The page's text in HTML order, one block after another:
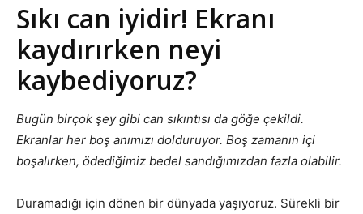
Sıkı can iyidir! Ekranı
kaydırırken neyi
kaybediyoruz?
Bugün birçok şey gibi can sıkıntısı da göğe çekildi.
Ekranlar her boş anımızı dolduruyor. Boş zamanın içi
boşalırken, ödediğimiz bedel sandığımızdan fazla olabilir.
Duramadığı için dönen bir dünyada yaşıyoruz. Sürekli bir